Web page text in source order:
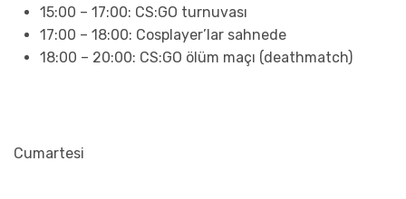
15:00 – 17:00: CS:GO turnuvası
17:00 – 18:00: Cosplayer’lar sahnede
18:00 – 20:00: CS:GO ölüm maçı (deathmatch)
Cumartesi